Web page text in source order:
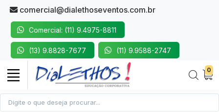
comercial@dialethoseventos.com.br
Comercial: (11) 9.4975-8811
(13) 9.8828-7677 (11) 9.9588-2747
0